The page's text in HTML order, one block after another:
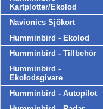
Kartplotter/Ekolod
Navionics Sjökort
Humminbird - Ekolod
Humminbird - Tillbehör
Humminbird -
Ekolodsgivare
Humminbird - Autopilot